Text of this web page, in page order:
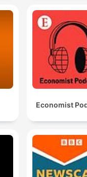
Economist